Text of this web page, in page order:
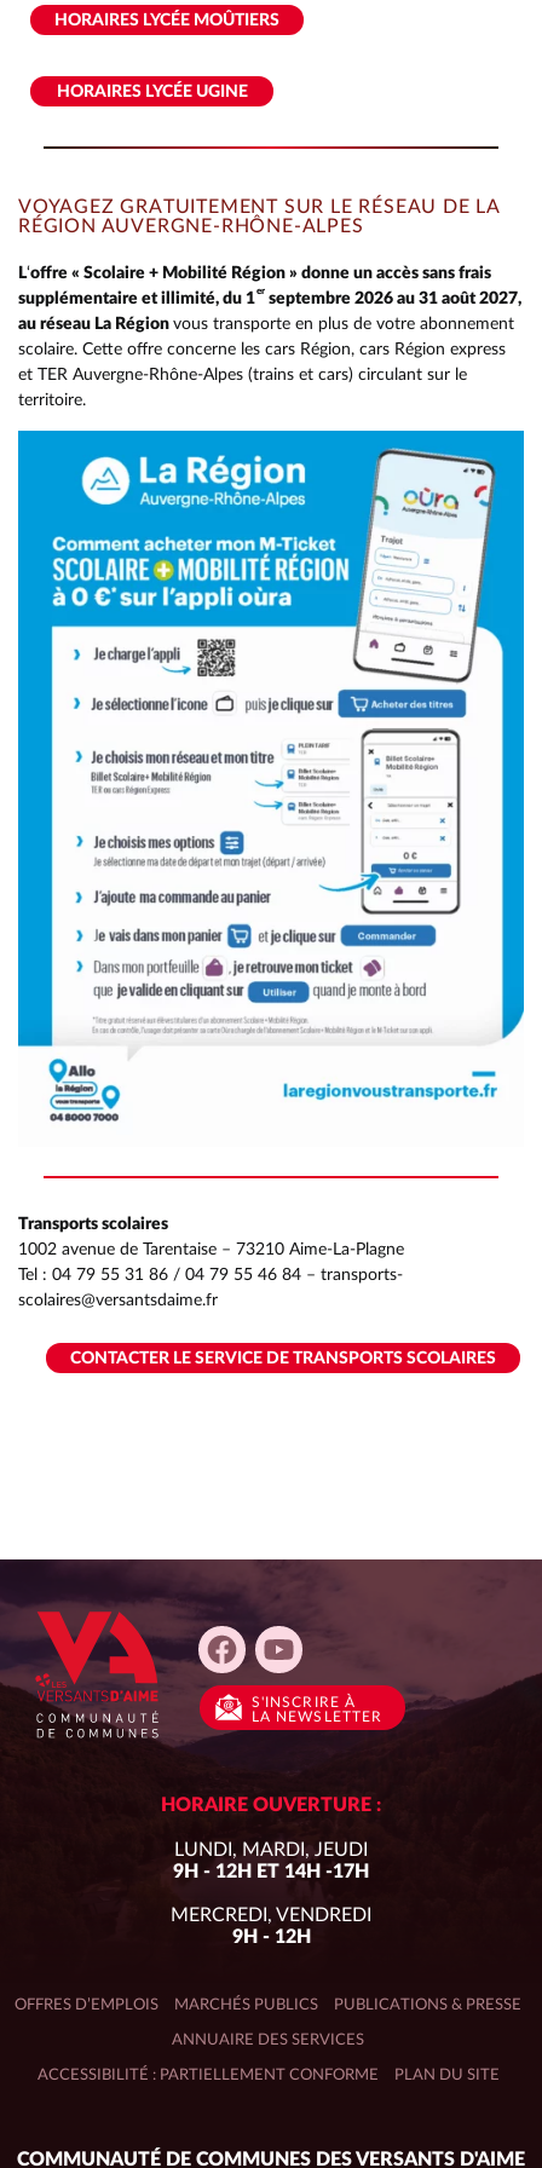
HORAIRES LYCÉE MOÛTIERS
HORAIRES LYCÉE UGINE
VOYAGEZ GRATUITEMENT SUR LE RÉSEAU DE LA
RÉGION AUVERGNE-RHÔNE-ALPES
L‘offre « Scolaire + Mobilité Région » donne un accès sans frais
supplémentaire et illimité, du 1er septembre 2026 au 31 août 2027,
au réseau La Région vous transporte en plus de votre abonnement
scolaire. Cette offre concerne les cars Région, cars Région express
et TER Auvergne-Rhône-Alpes (trains et cars) circulant sur le
territoire.
Transports scolaires
1002 avenue de Tarentaise – 73210 Aime-La-Plagne
Tel : 04 79 55 31 86 / 04 79 55 46 84 – transports-
scolaires@versantsdaime.fr
CONTACTER LE SERVICE DE TRANSPORTS SCOLAIRES
HORAIRE OUVERTURE :
LUNDI, MARDI, JEUDI
9H - 12H ET 14H -17H
MERCREDI, VENDREDI
9H - 12H
OFFRES D’EMPLOIS MARCHÉS PUBLICS PUBLICATIONS & PRESSE
ANNUAIRE DES SERVICES
ACCESSIBILITÉ : PARTIELLEMENT CONFORME PLAN DU SITE
S'INSCRIRE À
LA NEWSLETTER
Adresse
COMMUNAUTÉ DE COMMUNES DES VERSANTS D'AIME